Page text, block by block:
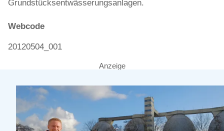
Grundstücksentwässerungsanlagen.
Webcode
20120504_001
Anzeige